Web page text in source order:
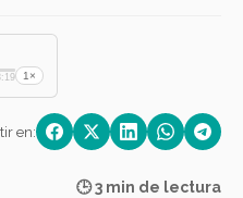
1×
en:
🕒 3 min de lectura